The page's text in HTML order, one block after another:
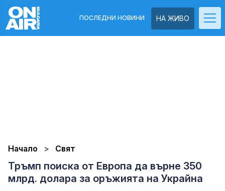
НА ЖИВО
ПОСЛЕДНИ НОВИНИ
Начало Свят
Тръмп поиска от Европа да върне 350
млрд. долара за оръжията на Украйна